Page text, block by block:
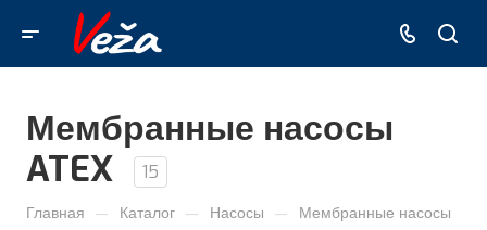
Мембранные насосы
ATEX
15
Главная — Каталог — Насосы — Мембранные насосы